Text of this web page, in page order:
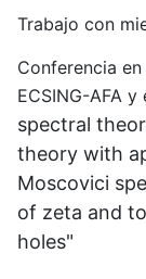
Trabajo con
Conferencia
ECSING-AFA
spectral
theory with
Moscovici
of zeta and
holes"